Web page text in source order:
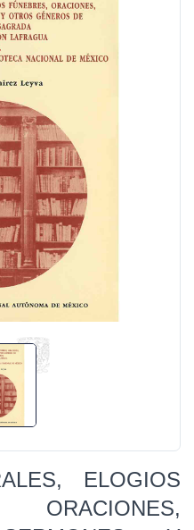
ELOGIOS